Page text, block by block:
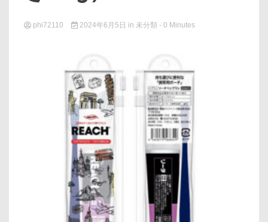
phi72110 2024年6月5日 in 未分類 - 0 Minutes